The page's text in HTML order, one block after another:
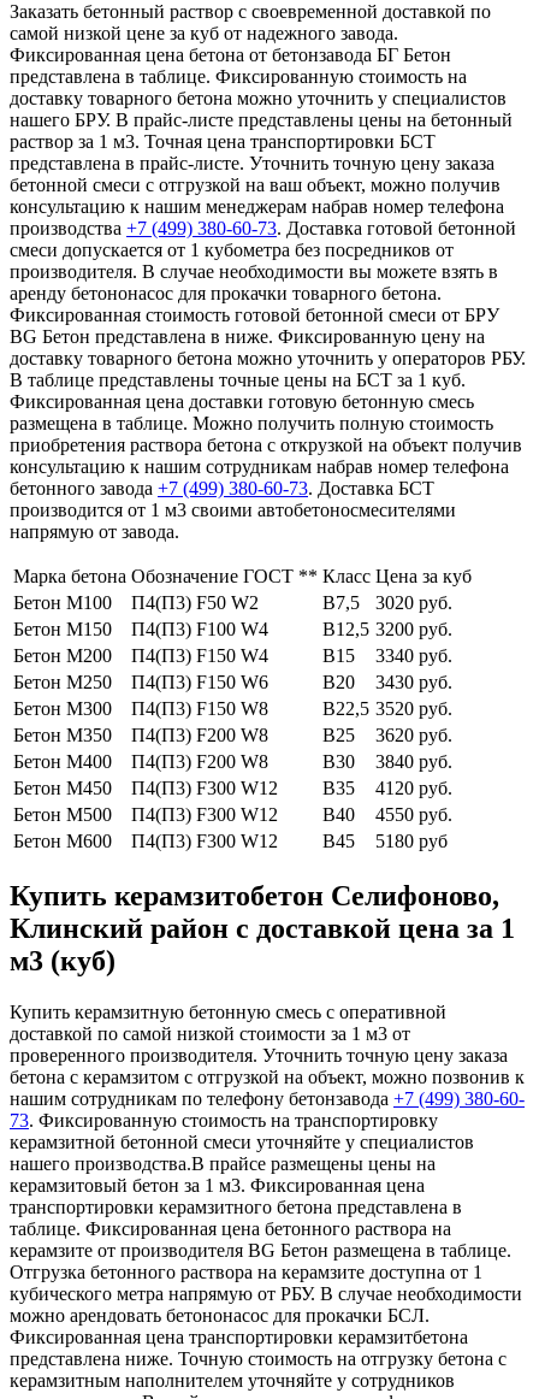
Заказать бетонный раствор с своевременной доставкой по
самой низкой цене за куб от надежного завода.
Фиксированная цена бетона от бетонзавода БГ Бетон
представлена в таблице. Фиксированную стоимость на
доставку товарного бетона можно уточнить у специалистов
нашего БРУ. В прайс-листе представлены цены на бетонный
раствор за 1 м3. Точная цена транспортировки БСТ
представлена в прайс-листе. Уточнить точную цену заказа
бетонной смеси с отгрузкой на ваш объект, можно получив
консультацию к нашим менеджерам набрав номер телефона
производства +7 (499) 380-60-73. Доставка готовой бетонной
смеси допускается от 1 кубометра без посредников от
производителя. В случае необходимости вы можете взять в
аренду бетононасос для прокачки товарного бетона.
Фиксированная стоимость готовой бетонной смеси от БРУ
BG Бетон представлена в ниже. Фиксированную цену на
доставку товарного бетона можно уточнить у операторов РБУ.
В таблице представлены точные цены на БСТ за 1 куб.
Фиксированная цена доставки готовую бетонную смесь
размещена в таблице. Можно получить полную стоимость
приобретения раствора бетона с открузкой на объект получив
консультацию к нашим сотрудникам набрав номер телефона
бетонного завода +7 (499) 380-60-73. Доставка БСТ
производится от 1 м3 своими автобетоносмесителями
напрямую от завода.
Марка бетона Обозначение ГОСТ ** Класс Цена за куб
Бетон М100
П4(П3) F50 W2 В7,5
3020 руб.
Бетон М150
П4(П3) F100 W4 В12,5 3200 руб.
Бетон М200
П4(П3) F150 W4 В15
3340 руб.
Бетон М250
П4(П3) F150 W6 В20
3430 руб.
Бетон М300
П4(П3) F150 W8 В22,5 3520 руб.
Бетон М350
П4(П3) F200 W8 В25
3620 руб.
Бетон М400
П4(П3) F200 W8 В30
3840 руб.
Бетон М450
П4(П3) F300 W12 В35
4120 руб.
Бетон М500
П4(П3) F300 W12 В40
4550 руб.
Бетон М600
П4(П3) F300 W12 В45 5180 руб
Купить керамзитобетон Селифоново,
Клинский район с доставкой цена за 1
м3 (куб)
Купить керамзитную бетонную смесь с оперативной
доставкой по самой низкой стоимости за 1 м3 от
проверенного производителя. Уточнить точную цену заказа
бетона с керамзитом с отгрузкой на объект, можно позвонив к
нашим сотрудникам по телефону бетонзавода +7 (499) 380-60-
73. Фиксированную стоимость на транспортировку
керамзитной бетонной смеси уточняйте у специалистов
нашего производства.В прайсе размещены цены на
керамзитовый бетон за 1 м3. Фиксированная цена
транспортировки керамзитного бетона представлена в
таблице. Фиксированная цена бетонного раствора на
керамзите от производителя BG Бетон размещена в таблице.
Отгрузка бетонного раствора на керамзите доступна от 1
кубического метра напрямую от РБУ. В случае необходимости
можно арендовать бетононасос для прокачки БСЛ.
Фиксированная цена транспортировки керамзитбетона
представлена ниже. Точную стоимость на отгрузку бетона с
керамзитным наполнителем уточняйте у сотрудников